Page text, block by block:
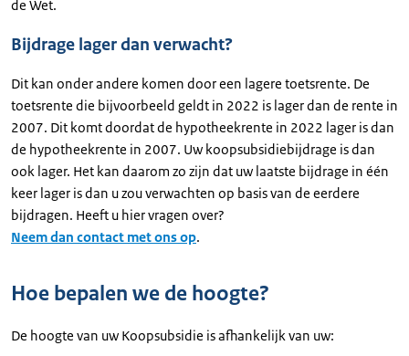
de Wet.
Bijdrage lager dan verwacht?
Dit kan onder andere komen door een lagere toetsrente. De
toetsrente die bijvoorbeeld geldt in 2022 is lager dan de rente in
2007. Dit komt doordat de hypotheekrente in 2022 lager is dan
de hypotheekrente in 2007. Uw koopsubsidiebijdrage is dan
ook lager. Het kan daarom zo zijn dat uw laatste bijdrage in één
keer lager is dan u zou verwachten op basis van de eerdere
bijdragen. Heeft u hier vragen over?
Neem dan contact met ons op.
Hoe bepalen we de hoogte?
De hoogte van uw Koopsubsidie is afhankelijk van uw: